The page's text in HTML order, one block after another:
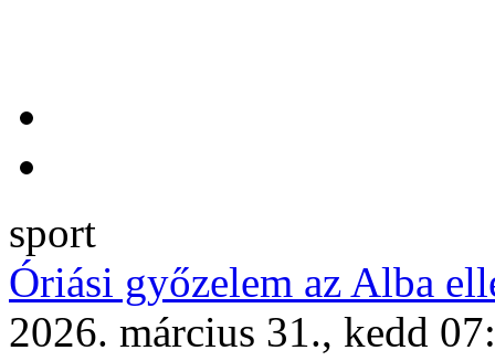
sport
Óriási győzelem az Alba
2026. március 31., kedd